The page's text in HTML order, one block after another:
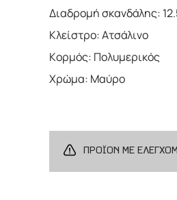
Διαδρομή σκανδάλης:
Κλείστρο: Ατσάλινο
Κορμός: Πολυμερικός
Χρώμα: Μαύρο
ΠΡΟΪΟΝ ΜΕ